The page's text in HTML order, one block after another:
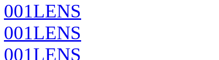
001LENS
001LENS
001LENS